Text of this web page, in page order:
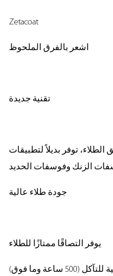
Zetacoat
اشعر بالفرق الملحوظ
تقنية جديدة
توفر بديلاً لتطبيقات
الزنك وفوسفات الحديد
جودة طلاء عالية
يوفر التصاقًا ممتازًا للطلاء
ساعة وما فوق)